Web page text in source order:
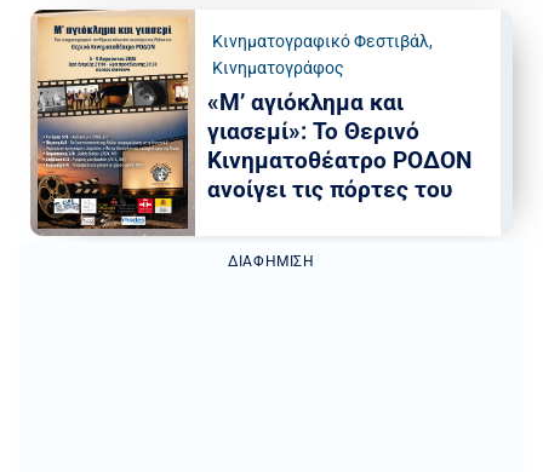
Κινηματογραφικό Φεστιβάλ,
Κινηματογράφος
«Μ’ αγιόκλημα και
γιασεμί»: Το Θερινό
Κινηματοθέατρο ΡΟΔΟΝ
ανοίγει τις πόρτες του
ΔΙΑΦΉΜΙΣΗ